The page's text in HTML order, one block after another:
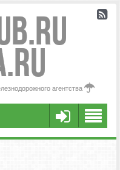
агентства